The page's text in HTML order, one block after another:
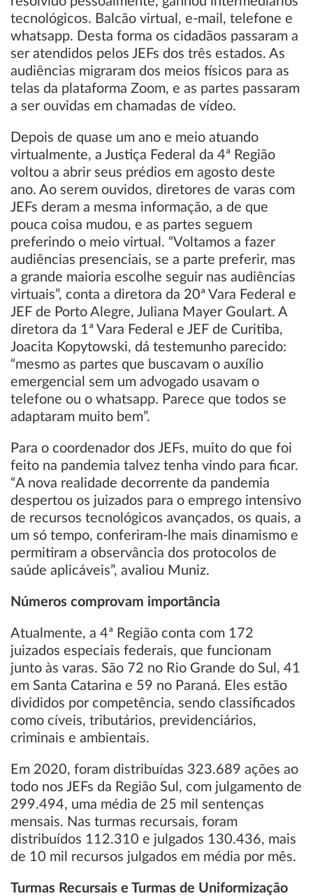
tecnológicos. Balcão virtual, e-mail, telefone e
whatsapp. Desta forma os cidadãos passaram a
ser atendidos pelos JEFs dos três estados. As
audiências migraram dos meios físicos para as
telas da plataforma Zoom, e as partes passaram
a ser ouvidas em chamadas de vídeo.
Depois de quase um ano e meio atuando
virtualmente, a Justiça Federal da 4ª Região
voltou a abrir seus prédios em agosto deste
ano. Ao serem ouvidos, diretores de varas com
JEFs deram a mesma informação, a de que
pouca coisa mudou, e as partes seguem
preferindo o meio virtual. “Voltamos a fazer
audiências presenciais, se a parte preferir, mas
a grande maioria escolhe seguir nas audiências
virtuais”, conta a diretora da 20ª Vara Federal e
JEF de Porto Alegre, Juliana Mayer Goulart. A
diretora da 1ª Vara Federal e JEF de Curitiba,
Joacita Kopytowski, dá testemunho parecido:
“mesmo as partes que buscavam o auxílio
emergencial sem um advogado usavam o
telefone ou o whatsapp. Parece que todos se
adaptaram muito bem”.
Para o coordenador dos JEFs, muito do que foi
feito na pandemia talvez tenha vindo para ficar.
“A nova realidade decorrente da pandemia
despertou os juizados para o emprego intensivo
de recursos tecnológicos avançados, os quais, a
um só tempo, conferiram-lhe mais dinamismo e
permitiram a observância dos protocolos de
saúde aplicáveis”, avaliou Muniz.
Números comprovam importância
Atualmente, a 4ª Região conta com 172
juizados especiais federais, que funcionam
junto às varas. São 72 no Rio Grande do Sul, 41
em Santa Catarina e 59 no Paraná. Eles estão
divididos por competência, sendo classificados
como cíveis, tributários, previdenciários,
criminais e ambientais.
Em 2020, foram distribuídas 323.689 ações ao
todo nos JEFs da Região Sul, com julgamento de
299.494, uma média de 25 mil sentenças
mensais. Nas turmas recursais, foram
distribuídos 112.310 e julgados 130.436, mais
de 10 mil recursos julgados em média por mês.
Turmas Recursais e Turmas de Uniformização